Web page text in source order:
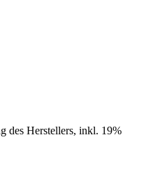
des Herstellers, inkl. 19%